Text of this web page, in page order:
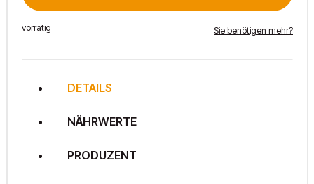
vorrätig Sie benötigen mehr?
DETAILS
NÄHRWERTE
PRODUZENT